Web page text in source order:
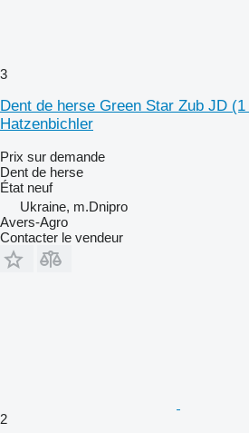
3
Dent de herse Green Star Zub JD
Hatzenbichler
Prix sur demande
Dent de herse
État neuf
Ukraine, m.Dnipro
Avers-Agro
Contacter le vendeur
2